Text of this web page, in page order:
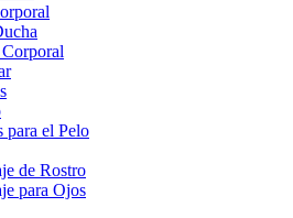
para el Pelo
de Rostro
para Ojos